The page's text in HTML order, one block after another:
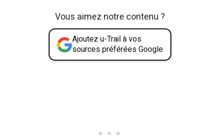
Vous aimez notre contenu ?
Ajoutez u-Trail à vos
sources préférées Google